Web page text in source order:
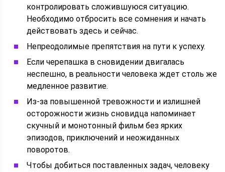
контролировать сложившуюся ситуацию.
Необходимо отбросить все сомнения и начать
действовать здесь и сейчас.
Непреодолимые препятствия на пути к успеху.
Если черепашка в сновидении двигалась
неспешно, в реальности человека ждет столь же
медленное развитие.
Из-за повышенной тревожности и излишней
осторожности жизнь сновидца напоминает
скучный и монотонный фильм без ярких
эпизодов, приключений и неожиданных
поворотов.
Чтобы добиться поставленных задач, человеку